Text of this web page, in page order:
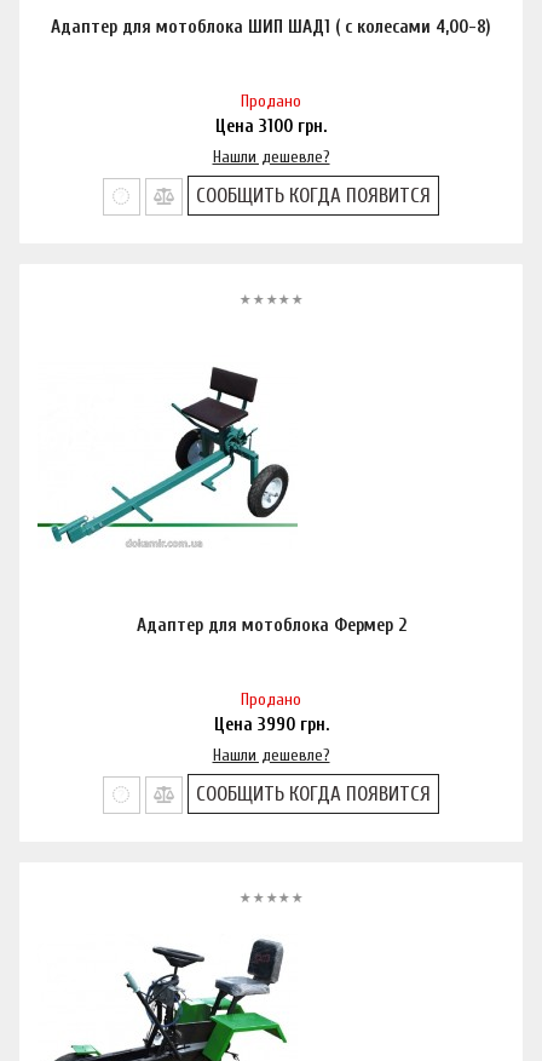
Адаптер для мотоблока ШИП ШАД1 ( с колесами 4,00-8)
Продано
Цена 3100 грн.
Нашли дешевле?
СООБЩИТЬ КОГДА ПОЯВИТСЯ
Адаптер для мотоблока Фермер 2
Продано
Цена 3990грн.
Нашли дешевле?
СООБЩИТЬ КОГДА ПОЯВИТСЯ